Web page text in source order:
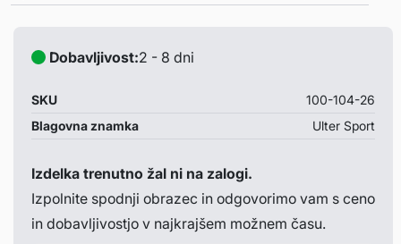
Dobavljivost:2 - 8 dni
SKU
100-104-26
Blagovna znamka
Ulter Sport
Izdelka trenutno žal ni na zalogi.
Izpolnite spodnji obrazec in odgovorimo vam s ceno
in dobavljivostjo v najkrajšem možnem času.